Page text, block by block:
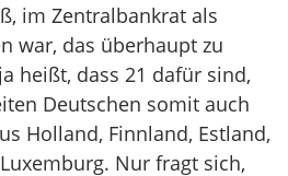
im Zentralbankrat als
war, das überhaupt zu
heißt, dass 21 dafür sind,
Deutschen somit auch
Holland, Finnland, Estland,
Nur fragt sich,